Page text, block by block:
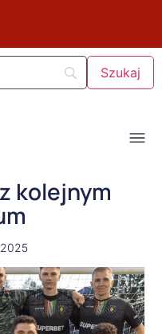
kolejnym